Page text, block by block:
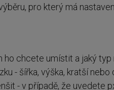
pro který má
chcete umístit a jaký
- šířka, výška, kratší nebo
- v případě, že uvedete